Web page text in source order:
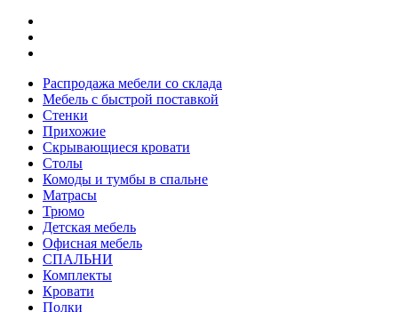
Распродажа мебели со склада
Мебель с быстрой поставкой
Стенки
Прихожие
Скрывающиеся кровати
Столы
Комоды и тумбы в спальне
Матрасы
Трюмо
Детская мебель
Офисная мебель
СПАЛЬНИ
Комплекты
Кровати
Полки